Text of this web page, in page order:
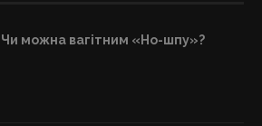
Чи можна вагітним «Но-шпу»?